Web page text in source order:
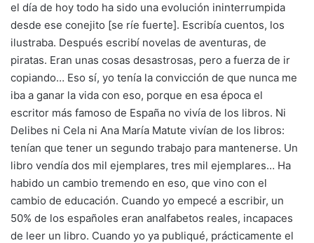
el día de hoy todo ha sido una evolución ininterrumpida
desde ese conejito [se ríe fuerte]. Escribía cuentos, los
ilustraba. Después escribí novelas de aventuras, de
piratas. Eran unas cosas desastrosas, pero a fuerza de ir
copiando… Eso sí, yo tenía la convicción de que nunca me
iba a ganar la vida con eso, porque en esa época el
escritor más famoso de España no vivía de los libros. Ni
Delibes ni Cela ni Ana María Matute vivían de los libros:
tenían que tener un segundo trabajo para mantenerse. Un
libro vendía dos mil ejemplares, tres mil ejemplares… Ha
habido un cambio tremendo en eso, que vino con el
cambio de educación. Cuando yo empecé a escribir, un
50% de los españoles eran analfabetos reales, incapaces
de leer un libro. Cuando yo ya publiqué, prácticamente el